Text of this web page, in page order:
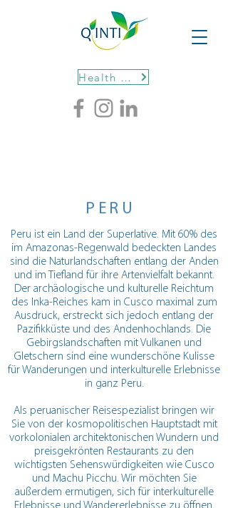
Health protocols
PERU
Peru ist ein Land der Superlative. Mit 60% des
im Amazonas-Regenwald bedeckten Landes
sind die Naturlandschaften entlang der Anden
und im Tiefland für ihre Artenvielfalt bekannt.
Der archäologische und kulturelle Reichtum
des Inka-Reiches kam in Cusco maximal zum
Ausdruck, erstreckt sich jedoch entlang der
Pazifikküste und des Andenhochlands. Die
Gebirgslandschaften mit Vulkanen und
Gletschern sind eine wunderschöne Kulisse
für Wanderungen und interkulturelle Erlebnisse
in ganz Peru.
Als peruanischer Reisespezialist bringen wir
Sie von der kosmopolitischen Hauptstadt mit
vorkolonialen architektonischen Wundern und
preisgekrönten Restaurants zu den
wichtigsten Sehenswürdigkeiten wie Cusco
und Machu Picchu. Wir möchten Sie
außerdem ermutigen, sich für interkulturelle